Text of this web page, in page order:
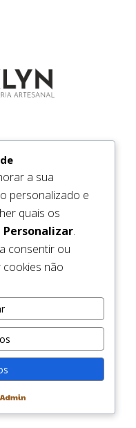
and will
a sua
personalizado e
quais os
Personalizar.
consentir ou
não